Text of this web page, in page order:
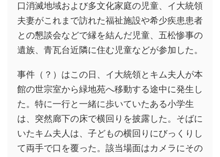
口消滅地域および多文化家庭の児童、イ大統領
夫妻がこれまで訪れた福祉施設や希少疾患患者
との懇談会などで縁を結んだ児童、五松惨事の
遺族、青瓦台近隣に住む児童などが参加した。
事件（？）はこの日、イ大統領とキム夫人が本
館の世宗室から緑地苑へ移動する途中に発生し
た。特に一行と一緒に歩いていたある小学生
は、突然廊下の床で横回りを披露した。そばに
いたキム夫人は、子どもの横回りにびっくりし
て両手で口を覆った。該当場面はカメラにその